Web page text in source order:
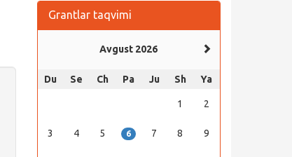
Grantlar taqvimi
Avgust 2026
Du Se Ch Pa Ju Sh Ya
1 2
3 4 5 6 7 8 9